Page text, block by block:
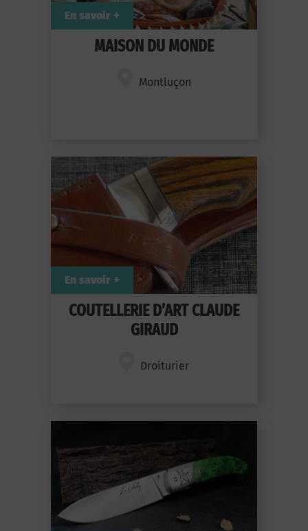
MAISON DU MONDE
Montluçon
En savoir +
COUTELLERIE D’ART CLAUDE
GIRAUD
Droiturier
En savoir +